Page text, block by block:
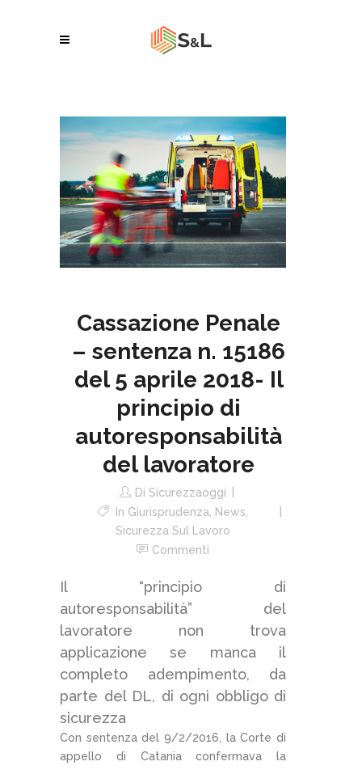
Cassazione Penale
– sentenza n. 15186
del 5 aprile 2018- Il
principio di
autoresponsabilità
del lavoratore
Di Sicurezzaoggi
In Giurisprudenza News
Sicurezza Sul Lavoro
Commenti
Il “principio di
autoresponsabilità” del
lavoratore non trova
applicazione se manca il
completo adempimento, da
parte del DL, di ogni obbligo di
sicurezza
Con sentenza del 9/2/2016, la Corte di
appello di Catania confermava la